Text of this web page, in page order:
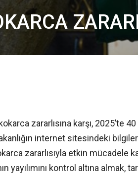
zararlısına karşı, 2025’te
internet sitesindeki
zararlısıyla etkin mücadele
yayılımını kontrol altına almak,